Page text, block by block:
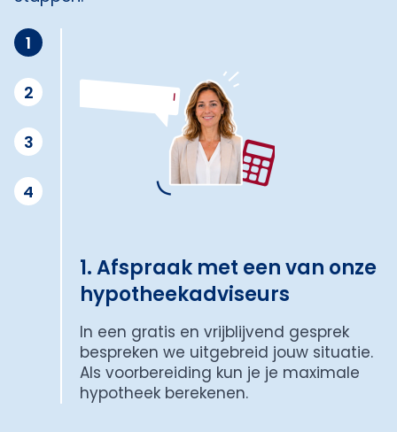
1
2
3
4
1. Afspraak met een van onze
hypotheekadviseurs
In een gratis en vrijblijvend gesprek
bespreken we uitgebreid jouw situatie.
Als voorbereiding kun je je maximale
hypotheek berekenen.